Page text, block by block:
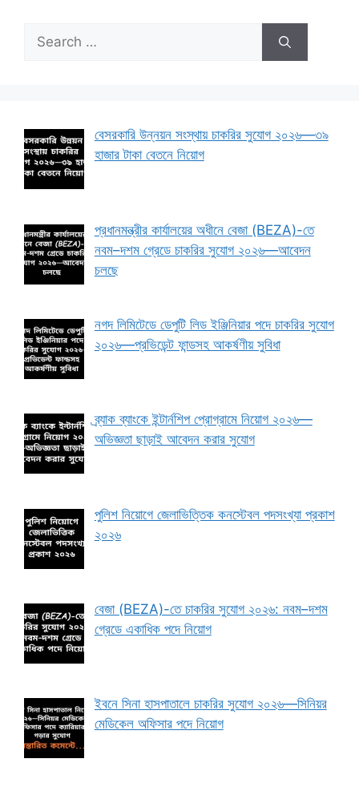
Search
for:
বেসরকারি উন্নয়ন সংস্থায় চাকরির সুযোগ ২০২৬—৩৯
হাজার টাকা বেতনে নিয়োগ
প্রধানমন্ত্রীর কার্যালয়ের অধীনে বেজা (BEZA)-তে
নবম–দশম গ্রেডে চাকরির সুযোগ ২০২৬—আবেদন
চলছে
নগদ লিমিটেডে ডেপুটি লিড ইঞ্জিনিয়ার পদে চাকরির সুযোগ
২০২৬—প্রভিডেন্ট ফান্ডসহ আকর্ষণীয় সুবিধা
ব্র্যাক ব্যাংকে ইন্টার্নশিপ প্রোগ্রামে নিয়োগ ২০২৬—
অভিজ্ঞতা ছাড়াই আবেদন করার সুযোগ
পুলিশ নিয়োগে জেলাভিত্তিক কনস্টেবল পদসংখ্যা প্রকাশ
২০২৬
বেজা (BEZA)-তে চাকরির সুযোগ ২০২৬: নবম–দশম
গ্রেডে একাধিক পদে নিয়োগ
ইবনে সিনা হাসপাতালে চাকরির সুযোগ ২০২৬—সিনিয়র
মেডিকেল অফিসার পদে নিয়োগ